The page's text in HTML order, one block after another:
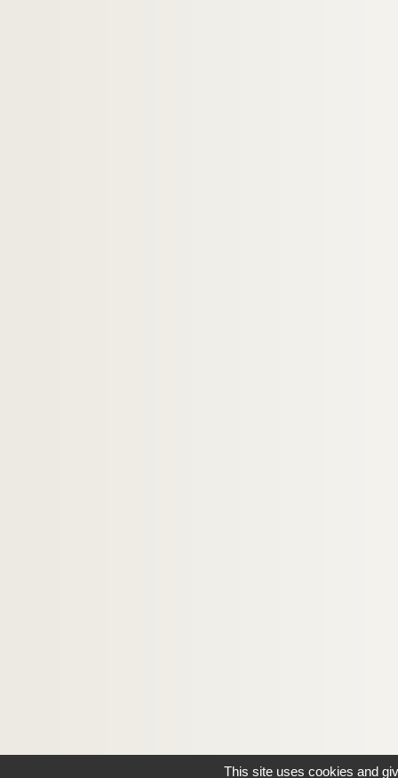
This site uses cookies and